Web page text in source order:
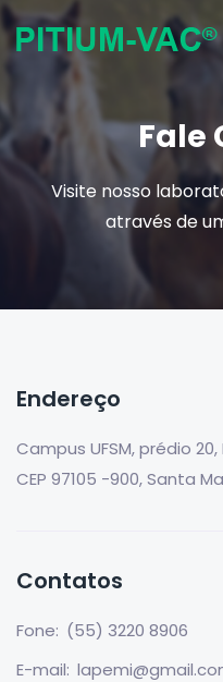
Fale
Visite nosso
através de
Endereço
Campus UFSM, prédio
CEP 97105 -900, Santa
Contatos
Fone: (55) 3220 8906
E-mail: